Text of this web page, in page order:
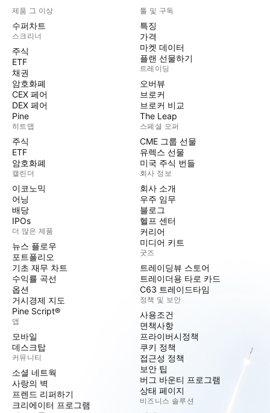
제품 그 이상
수퍼차트
스크리너
주식
ETF
채권
암호화폐
CEX 페어
DEX 페어
Pine
히트맵
주식
ETF
암호화폐
캘린더
이코노믹
어닝
배당
IPOs
더 많은 제품
뉴스 플로우
포트폴리오
기초 재무 차트
수익률 곡선
옵션
거시경제 지도
Pine Script®
앱
모바일
데스크탑
커뮤니티
소셜 네트웍
사랑의 벽
프렌드 리퍼하기
크리에이터 프로그램
툴 및 구독
특징
가격
마켓 데이터
플랜 선물하기
트레이딩
오버뷰
브로커
브로커 비교
The Leap
스페셜 오퍼
CME 그룹 선물
유렉스 선물
미국 주식 번들
회사 정보
회사 소개
우주 임무
블로그
헬프 센터
커리어
미디어 키트
굿즈
트레이딩뷰 스토어
트레이더용 타로 카드
C63 트레이드타임
정책 및 보안
사용조건
면책사항
프라이버시정책
쿠키 정책
접근성 정책
보안 팁
버그 바운티 프로그램
상태 페이지
비즈니스 솔루션